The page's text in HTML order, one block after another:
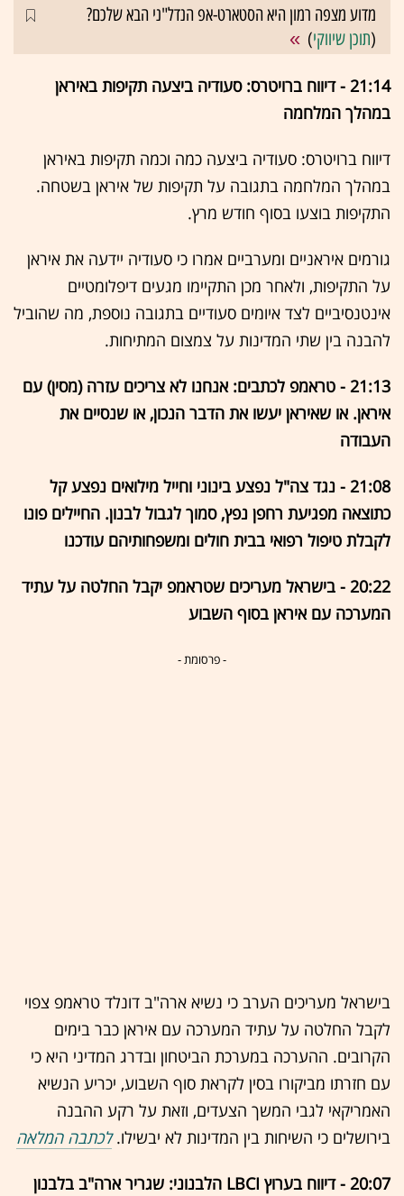
מדוע מצפה רמון היא הסטארט-אפ הנדל"ני הבא שלכם?
(תוכן שיווקי)
21:14 - דיווח ברויטרס: סעודיה ביצעה תקיפות באיראן
במהלך המלחמה
דיווח ברויטרס: סעודיה ביצעה כמה וכמה תקיפות באיראן
במהלך המלחמה בתגובה על תקיפות של איראן בשטחה.
התקיפות בוצעו בסוף חודש מרץ.
גורמים איראניים ומערביים אמרו כי סעודיה יידעה את איראן
על התקיפות, ולאחר מכן התקיימו מגעים דיפלומטיים
אינטנסיביים לצד איומים סעודיים בתגובה נוספת, מה שהוביל
להבנה בין שתי המדינות על צמצום המתיחות.
21:13 - טראמפ לכתבים: אנחנו לא צריכים עזרה (מסין) עם
איראן. או שאיראן יעשו את הדבר הנכון, או שנסיים את
העבודה
21:08 - נגד צה"ל נפצע בינוני וחייל מילואים נפצע קל
כתוצאה מפגיעת רחפן נפץ, סמוך לגבול לבנון. החיילים פונו
לקבלת טיפול רפואי בבית חולים ומשפחותיהם עודכנו
20:22 - בישראל מעריכים שטראמפ יקבל החלטה על עתיד
המערכה עם איראן בסוף השבוע
- פרסומת -
בישראל מעריכים הערב כי נשיא ארה"ב דונלד טראמפ צפוי
לקבל החלטה על עתיד המערכה עם איראן כבר בימים
הקרובים. ההערכה במערכת הביטחון ובדרג המדיני היא כי
עם חזרתו מביקורו בסין לקראת סוף השבוע, יכריע הנשיא
האמריקאי לגבי המשך הצעדים, וזאת על רקע ההבנה
בירושלים כי השיחות בין המדינות לא יבשילו.לכתבה המלאה
20:07 - דיווח בערוץ LBCI הלבנוני: שגריר ארה"ב בלבנון